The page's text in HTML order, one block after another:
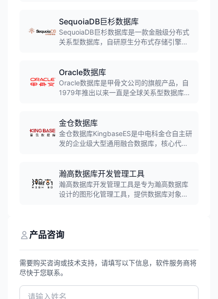
在安全合规与事务稳定性方面表现优异，广
泛应用于政务、金融、能源等行业。
SequoiaDB巨杉数据库
SequoiaDB巨杉数据库是一款金融级分布式
关系型数据库，自研原生分布式存储引擎支
SparkSQL等多种SQL访问形式，同时兼容
MongoDB引擎，广泛应用于银行、保险、证
券、政府等行业。
Oracle数据库
Oracle数据库是甲骨文公司的旗舰产品，自
1979年推出以来一直是全球关系型数据库市
电信、政府等关键业务领域，是财富500强
企业的首选数据库平台。
金仓数据库
金仓数据库KingbaseES是中电科金仓自主研
发的企业级大型通用融合数据库，核心代码
高性能、高安全、高可用特点，累计装机部
署超100万套，广泛应用于能源、金融、电
信、政务等关键领域。
瀚高数据库开发管理工具
瀚高数据库开发管理工具是专为瀚高数据库
设计的图形化管理工具，提供数据库对象管
产品咨询
需要购买咨询或技术支持，请填写以下信息，软件服务商将
尽快于您联系。